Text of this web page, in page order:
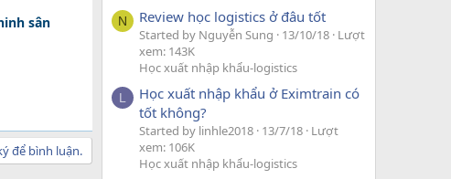
sân
để bình luận.
N Review học logistics ở đâu tốt
Started by Nguyễn Sung 13/10/18 Lượt
xem: 143K
Học xuất nhập khẩu-logistics
L
Học xuất nhập khẩu ở Eximtrain có
tốt không?
Started by linhle2018 13/7/18 Lượt
xem: 106K
Học xuất nhập khẩu-logistics